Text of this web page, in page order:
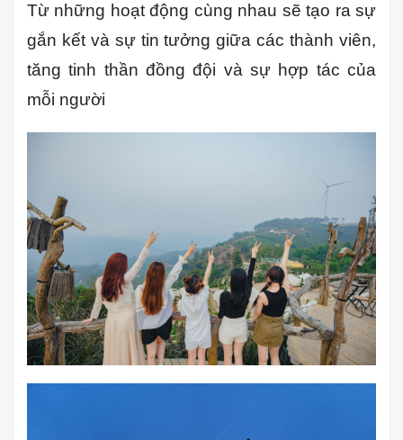
Từ những hoạt động cùng nhau sẽ tạo ra sự
gắn kết và sự tin tưởng giữa các thành viên,
tăng tinh thần đồng đội và sự hợp tác của
mỗi người